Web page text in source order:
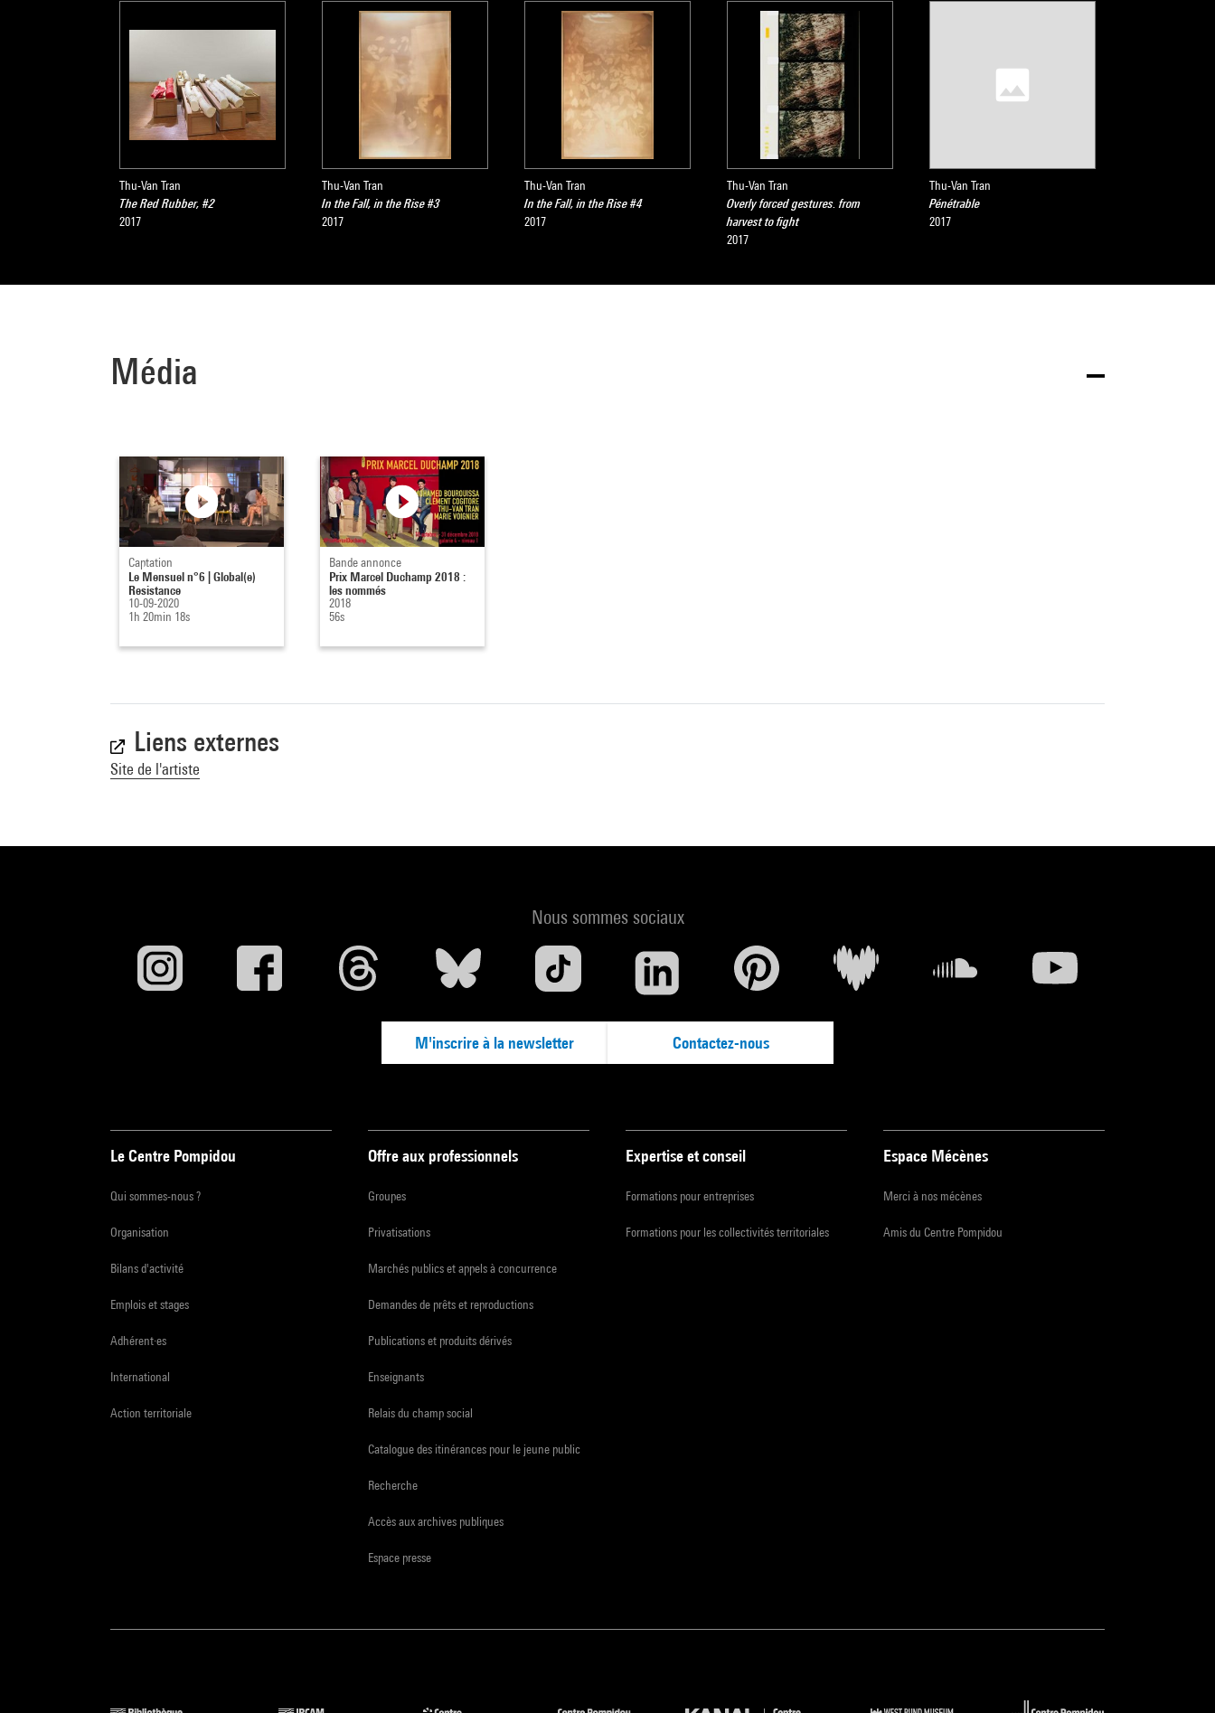
Thu-Van Tran
The Red Rubber, #2
2017
Thu-Van Tran
In the Fall, in the Rise #3
2017
Thu-Van Tran
In the Fall, in the Rise #4
2017
Thu-Van Tran
Overly forced gestures. from
harvest to fight
2017
Thu-Van Tran
Pénétrable
2017
Média
Captation
Le Mensuel n°6 | Global(e)
Resistance
10-09-2020
1h 20min 18s
Bande annonce
Prix Marcel Duchamp 2018 :
les nommés
2018
56s
Liens externes
Site de l'artiste
Nous sommes sociaux
M'inscrire à la newsletter Contactez-nous
Le Centre Pompidou
Qui sommes-nous ?
Organisation
Bilans d'activité
Emplois et stages
Adhérent·es
International
Action territoriale
Offre aux professionnels
Groupes
Privatisations
Marchés publics et appels à concurrence
Demandes de prêts et reproductions
Publications et produits dérivés
Enseignants
Relais du champ social
Catalogue des itinérances pour le jeune public
Recherche
Accès aux archives publiques
Espace presse
Expertise et conseil
Formations pour entreprises
Formations pour les collectivités territoriales
Espace Mécènes
Merci à nos mécènes
Amis du Centre Pompidou